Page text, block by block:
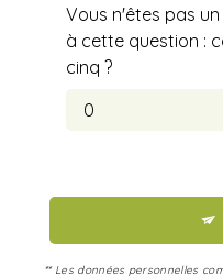
Vous n'êtes pas
à cette question :
cinq ?
** Les données personnelles